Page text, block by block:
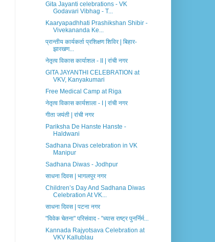
Gita Jayanti celebrations - VK
Godavari Vibhag - T...
Kaaryapadhhati Prashikshan Shibir -
Vivekananda Ke...
प्रान्तीय कार्यकर्ता प्रशिक्षण शिविर | बिहार-
झारखण...
नेतृत्व विकास कार्याशल - II | रांची नगर
GITA JAYANTHI CELEBRATION at
VKV, Kanyakumari
Free Medical Camp at Riga
नेतृत्व विकास कार्यशाला - I | रांची नगर
गीता जयंती | रांची नगर
Pariksha De Hanste Hanste -
Haldwani
Sadhana Divas celebration in VK
Manipur
Sadhana Diwas - Jodhpur
साधना दिवस | भागलपुर नगर
Children’s Day And Sadhana Diwas
Celebration At VK...
साधना दिवस | पटना नगर
"विवेक चेतना" परिसंवाद - "ध्यास राष्ट्र पुनर्निर्म...
Kannada Rajyotsava Celebration at
VKV Kallublau